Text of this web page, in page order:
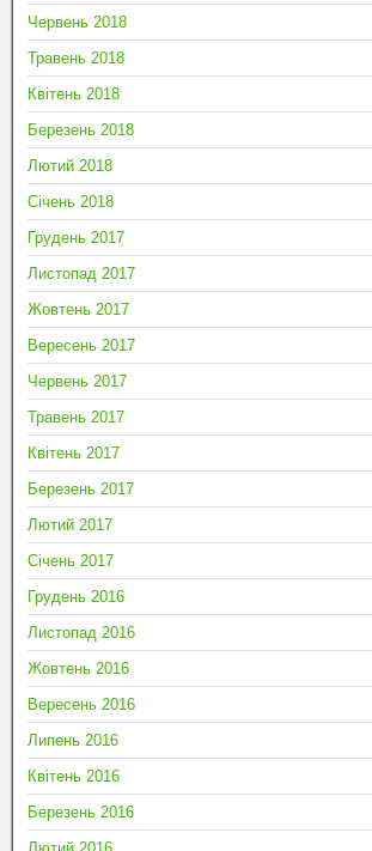
Червень 2018
Травень 2018
Квітень 2018
Березень 2018
Лютий 2018
Січень 2018
Грудень 2017
Листопад 2017
Жовтень 2017
Вересень 2017
Червень 2017
Травень 2017
Квітень 2017
Березень 2017
Лютий 2017
Січень 2017
Грудень 2016
Листопад 2016
Жовтень 2016
Вересень 2016
Липень 2016
Квітень 2016
Березень 2016